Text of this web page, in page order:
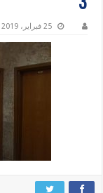
25 فبراير، 2019